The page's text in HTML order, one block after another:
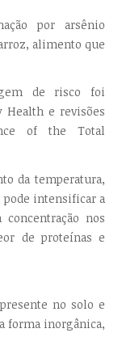
por arsênio
alimento que
de risco foi
Health e revisões
of the Total
da temperatura,
pode intensificar a
nos
de proteínas e
no solo e
forma inorgânica,